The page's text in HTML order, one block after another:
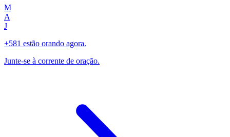
M
A
J
+581 estão orando agora.
Junte-se à corrente de oração.